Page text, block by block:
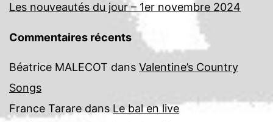
Les nouveautés du jour – 1er novembre 2024
Commentaires récents
Béatrice MALECOT dans Valentine’s Country
Songs
France Tarare dans Le bal en live